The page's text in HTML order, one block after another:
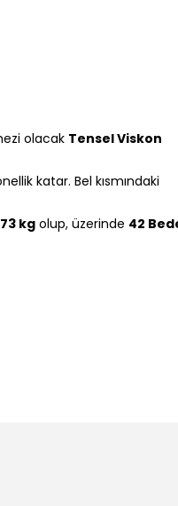
olacak Tensel Viskon
katar. Bel kısmındaki
kg olup, üzerinde 42